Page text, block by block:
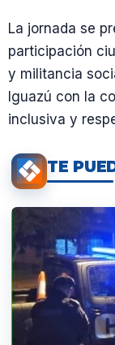
La jornada se
participación
y militancia
Iguazú con la
inclusiva y
TE